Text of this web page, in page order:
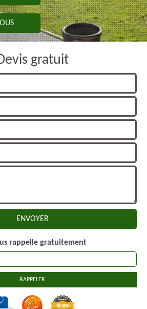
gratuit
rappelle gratuitement